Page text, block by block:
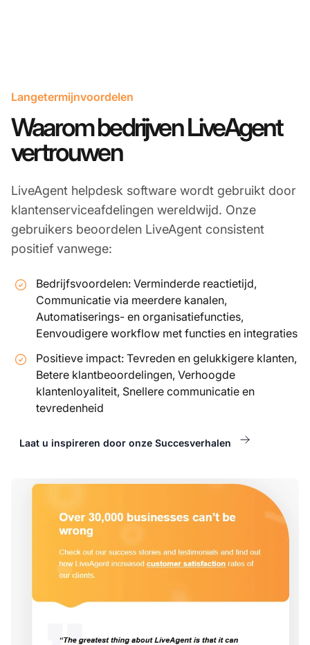
Langetermijnvoordelen
Waarom bedrijven LiveAgent
vertrouwen
LiveAgent helpdesk software wordt gebruikt door
klantenserviceafdelingen wereldwijd. Onze
gebruikers beoordelen LiveAgent consistent
positief vanwege:
Bedrijfsvoordelen: Verminderde reactietijd,
Communicatie via meerdere kanalen,
Automatiserings- en organisatiefuncties,
Eenvoudigere workflow met functies en integraties
Positieve impact: Tevreden en gelukkigere klanten,
Betere klantbeoordelingen, Verhoogde
klantenloyaliteit, Snellere communicatie en
tevredenheid
Laat u inspireren door onze Succesverhalen